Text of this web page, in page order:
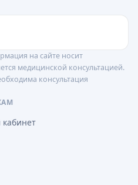
на сайте носит
медицинской консультацией.
консультация